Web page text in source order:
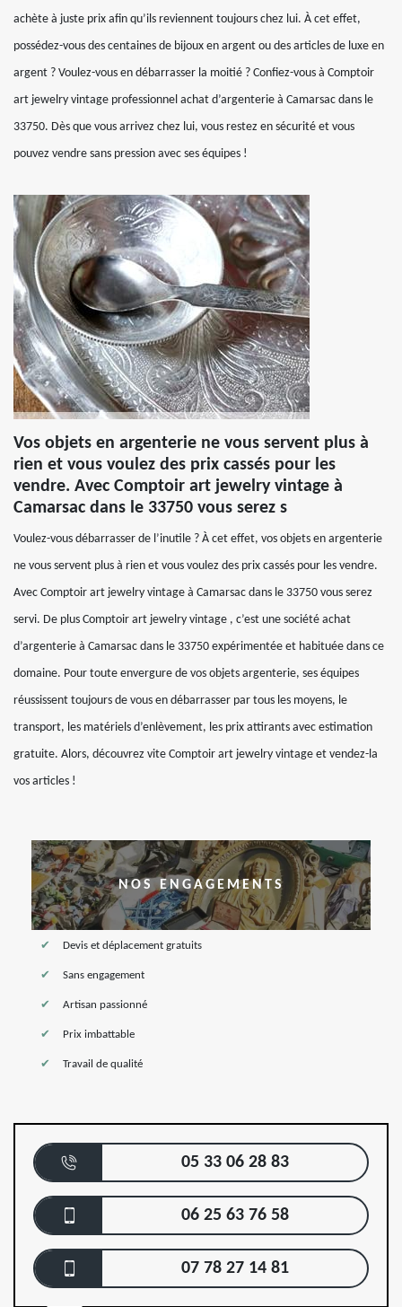
achète à juste prix afin qu’ils reviennent toujours chez lui. À cet effet,
possédez-vous des centaines de bijoux en argent ou des articles de luxe en
argent ? Voulez-vous en débarrasser la moitié ? Confiez-vous à Comptoir
art jewelry vintage professionnel achat d’argenterie à Camarsac dans le
33750. Dès que vous arrivez chez lui, vous restez en sécurité et vous
pouvez vendre sans pression avec ses équipes !
Vos objets en argenterie ne vous servent plus à
rien et vous voulez des prix cassés pour les
vendre. Avec Comptoir art jewelry vintage à
Camarsac dans le 33750 vous serez s
Voulez-vous débarrasser de l’inutile ? À cet effet, vos objets en argenterie
ne vous servent plus à rien et vous voulez des prix cassés pour les vendre.
Avec Comptoir art jewelry vintage à Camarsac dans le 33750 vous serez
servi. De plus Comptoir art jewelry vintage , c’est une société achat
d’argenterie à Camarsac dans le 33750 expérimentée et habituée dans ce
domaine. Pour toute envergure de vos objets argenterie, ses équipes
réussissent toujours de vous en débarrasser par tous les moyens, le
transport, les matériels d’enlèvement, les prix attirants avec estimation
gratuite. Alors, découvrez vite Comptoir art jewelry vintage et vendez-la
vos articles !
NOS ENGAGEMENTS
Devis et déplacement gratuits
Sans engagement
Artisan passionné
Prix imbattable
Travail de qualité
05 33 06 28 83
06 25 63 76 58
07 78 27 14 81